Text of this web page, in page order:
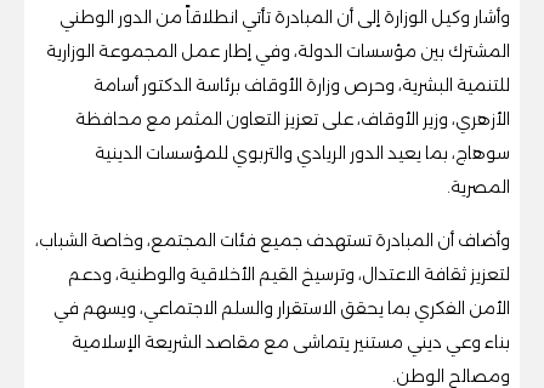
وأشار وكيل الوزارة إلى أن المبادرة تأتي انطلاقاً من الدور الوطني
المشترك بين مؤسسات الدولة، وفي إطار عمل المجموعة الوزارية
للتنمية البشرية، وحرص وزارة الأوقاف برئاسة الدكتور أسامة
الأزهري، وزير الأوقاف، على تعزيز التعاون المثمر مع محافظة
سوهاج، بما يعيد الدور الريادي والتربوي للمؤسسات الدينية
المصرية.
وأضاف أن المبادرة تستهدف جميع فئات المجتمع، وخاصة الشباب،
لتعزيز ثقافة الاعتدال، وترسيخ القيم الأخلاقية والوطنية، ودعم
الأمن الفكري بما يحقق الاستقرار والسلم الاجتماعي، ويسهم في
بناء وعي ديني مستنير يتماشى مع مقاصد الشريعة الإسلامية
ومصالح الوطن.